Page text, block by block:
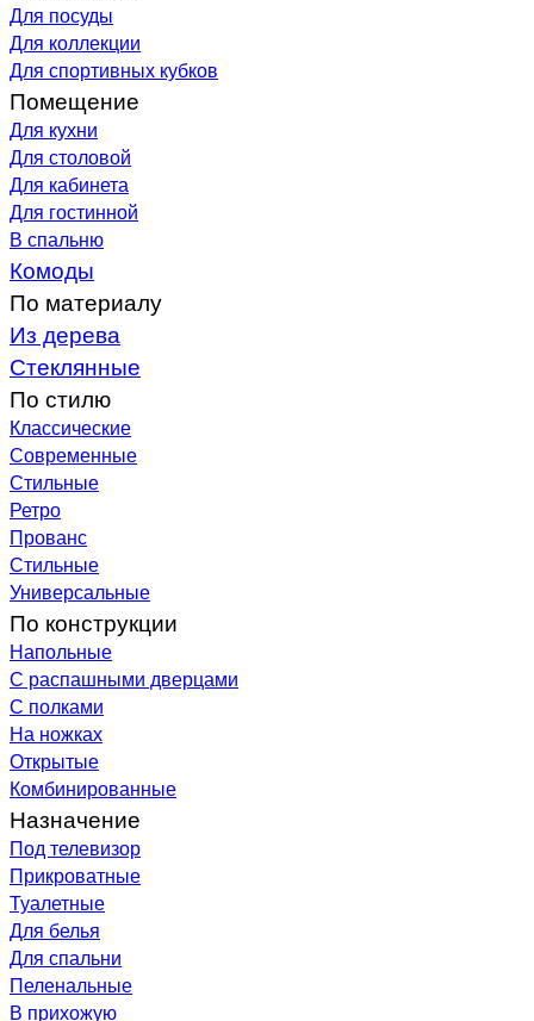
Для посуды
Для коллекции
Для спортивных кубков
Помещение
Для кухни
Для столовой
Для кабинета
Для гостинной
В спальню
Комоды
По материалу
Из дерева
Стеклянные
По стилю
Классические
Современные
Стильные
Ретро
Прованс
Стильные
Универсальные
По конструкции
Напольные
С распашными дверцами
С полками
На ножках
Открытые
Комбинированные
Назначение
Под телевизор
Прикроватные
Туалетные
Для белья
Для спальни
Пеленальные
В прихожую